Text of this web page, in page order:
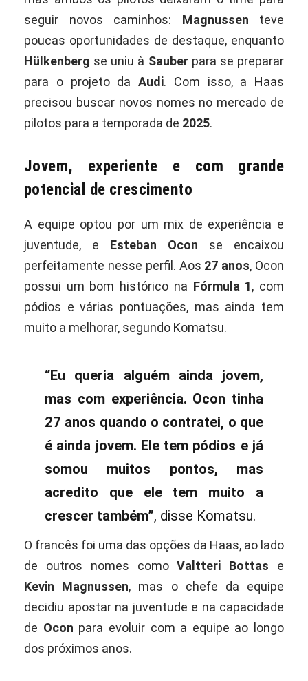
seguir novos caminhos: Magnussen teve
poucas oportunidades de destaque, enquanto
Hülkenberg se uniu à Sauberpara se preparar
para o projeto da Audi. Com isso, a Haas
precisou buscar novos nomes no mercado de
pilotos para a temporada de 2025.
Jovem, experiente e com grande
potencial de crescimento
A equipe optou por um mix de experiência e
juventude, e Esteban Ocon se encaixou
perfeitamente nesse perfil. Aos 27 anos, Ocon
possui um bom histórico na Fórmula 1, com
pódios e várias pontuações, mas ainda tem
muito a melhorar, segundo Komatsu.
“Eu queria alguém ainda jovem,
mas com experiência. Ocon tinha
27 anos quando o contratei, o que
é ainda jovem. Ele tem pódios e já
somou muitos pontos, mas
acredito que ele tem muito a
crescer também”, disse Komatsu.
O francês foi uma das opções da Haas, ao lado
de outros nomes comoValtteri Bottas e
Kevin Magnussen, mas o chefe da equipe
decidiu apostar na juventude e na capacidade
de Ocon para evoluir com a equipe ao longo
dos próximos anos.